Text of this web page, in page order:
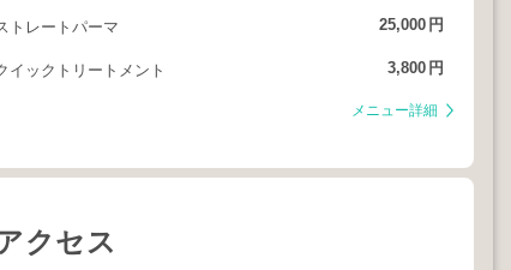
トレートパーマ 25,000 円
イックトリートメント 3,800 円
メニュー詳細
クセス